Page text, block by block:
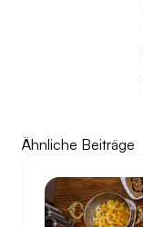
Ähnliche Beiträge